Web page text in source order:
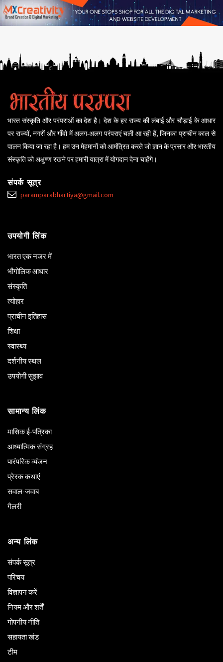
भारत संस्कृति और परंपराओं का देश है। देश के हर राज्य की लंबाई और चौड़ाई के आधार
पर राज्यों, नगरों और गाँवो में अलग-अलग परंपराएं चली आ रही हैं, जिनका प्राचीन काल से
पालन किया जा रहा है। हम उन मेहमानों को आमंत्रित करते जो ज्ञान के प्रसार और भारतीय
संस्कृति को अक्षुण्ण रखने पर हमारी यात्रा में योगदान देना चाहेंगे।
संपर्क सूत्र
paramparabhartiya@gmail.com
उपयोगी लिंक
भारत एक नजर में
भौगोलिक आधार
संस्कृति
त्योहार
प्राचीन इतिहास
शिक्षा
स्वास्थ्य
दर्शनीय स्थल
उपयोगी सुझाव
सामान्य लिंक
मासिक ई-पत्रिका
आध्यात्मिक संग्रह
पारंपरिक व्यंजन
प्रेरक कथाएं
सवाल-जवाब
गैलरी
अन्य लिंक
संपर्क सूत्र
परिचय
विज्ञापन करें
नियम और शर्तें
गोपनीय नीति
सहायता खंड
टीम